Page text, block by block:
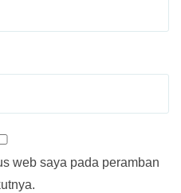
web saya pada peramban